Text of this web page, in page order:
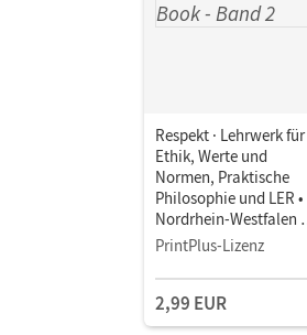
Respekt · Lehrwerk für
Ethik, Werte und
Normen, Praktische
Philosophie und LER •
Nordrhein-Westfalen -
Ausgabe ab 2025 · Band
Book Mit Medien
PrintPlus-Lizenz
2,99 EUR